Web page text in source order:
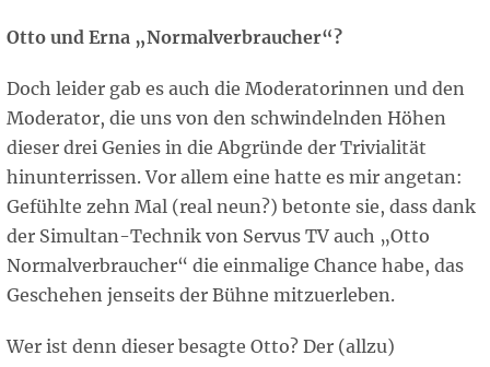
Otto und Erna „Normalverbraucher“?
Doch leider gab es auch die Moderatorinnen und den
Moderator, die uns von den schwindelnden Höhen
dieser drei Genies in die Abgründe der Trivialität
hinunterrissen. Vor allem eine hatte es mir angetan:
Gefühlte zehn Mal (real neun?) betonte sie, dass dank
der Simultan-Technik von Servus TV auch „Otto
Normalverbraucher“ die einmalige Chance habe, das
Geschehen jenseits der Bühne mitzuerleben.
Wer ist denn dieser besagte Otto? Der (allzu)